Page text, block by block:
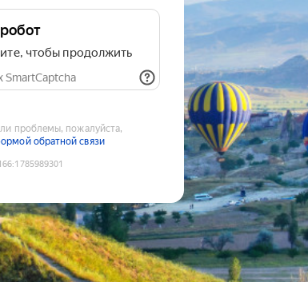
робот
чтобы продолжить
SmartCaptcha
проблемы, пожалуйста,
обратной связи
:1785989301